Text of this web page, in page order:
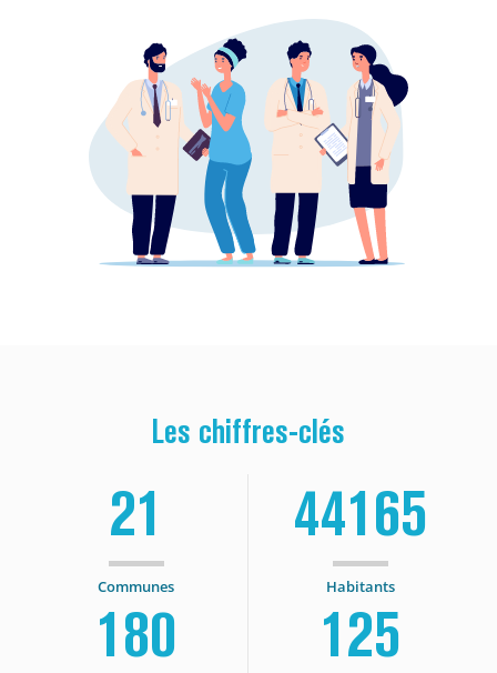
Les chiffres-clés
21
Communes
44165
Habitants
180 125